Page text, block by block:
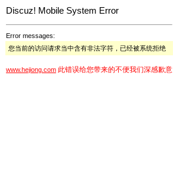
Discuz! Mobile System Error
Error messages:
您当前的访问请求当中含有非法字符，已经被系统拒绝
www.hejiong.com 此错误给您带来的不便我们深感歉意